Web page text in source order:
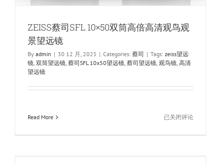
ZEISS蔡司SFL 10×50双筒高倍高清观鸟观
景望远镜
By admin | 30 12 月, 2025 | Categories: 蔡司 | Tags: zeiss望远
镜, 双筒望远镜, 蔡司SFL 10x50望远镜, 蔡司望远镜, 观鸟镜, 高清
望远镜
Read More
ZEISS
已关闭评论